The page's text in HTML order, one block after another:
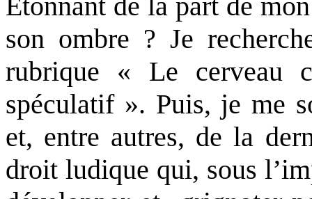
son ombre ? Je
rubrique « Le cerveau
spéculatif ». Puis, je me
et, entre autres, de la
droit ludique qui, sous